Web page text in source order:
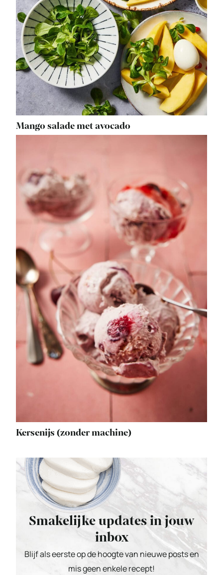
Mango salade met avocado
Kersenijs (zonder machine)
Smakelijke updates in jouw
inbox
Blijf als eerste op de hoogte van nieuwe posts en
mis geen enkele recept!